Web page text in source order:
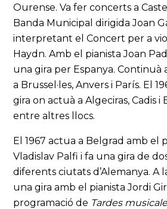
Ourense. Va fer concerts a
Banda Municipal dirigida Joan
interpretant el Concert per a
Haydn. Amb el pianista Joan
una gira per Espanya. Continuà
a Brussel·les, Anvers i París. El
gira on actuà a Algeciras, Cadis i
entre altres llocs.
El 1967 actua a Belgrad amb el
Vladislav Palfi i fa una gira de
diferents ciutats d’Alemanya. A
una gira amb el pianista Jordi
programació de Tardes